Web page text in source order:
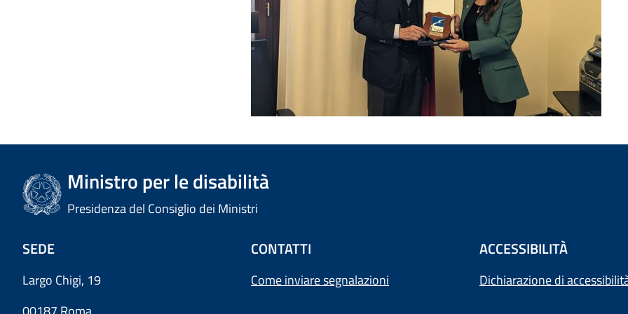
Ministro per le disabilità
Presidenza del Consiglio dei Ministri
SEDE
Largo Chigi, 19
CONTATTI
Come inviare segnalazioni
ACCESSIBILITÀ
Dichiarazione di